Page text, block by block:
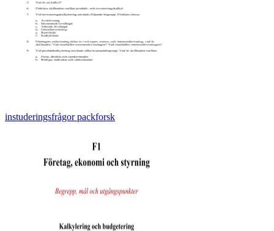
instuderingsfrågor packforsk